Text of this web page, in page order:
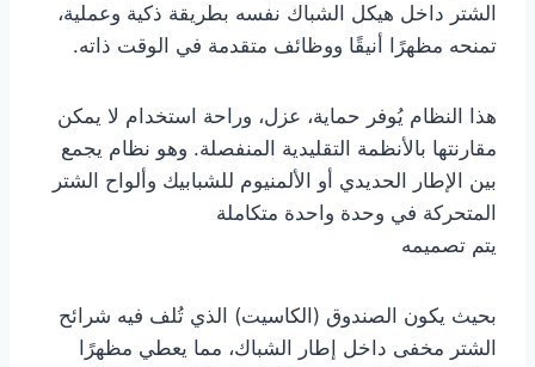
الشتر داخل هيكل الشباك نفسه بطريقة ذكية وعملية،
تمنحه مظهرًا أنيقًا ووظائف متقدمة في الوقت ذاته.
هذا النظام يُوفر حماية، عزل، وراحة استخدام لا يمكن
مقارنتها بالأنظمة التقليدية المنفصلة. وهو نظام يجمع
بين الإطار الحديدي أو الألمنيوم للشبابيك وألواح الشتر
المتحركة في وحدة واحدة متكاملة
يتم تصميمه
بحيث يكون الصندوق (الكاسيت) الذي تُلف فيه شرائح
الشتر مخفى داخل إطار الشباك، مما يعطي مظهرًا